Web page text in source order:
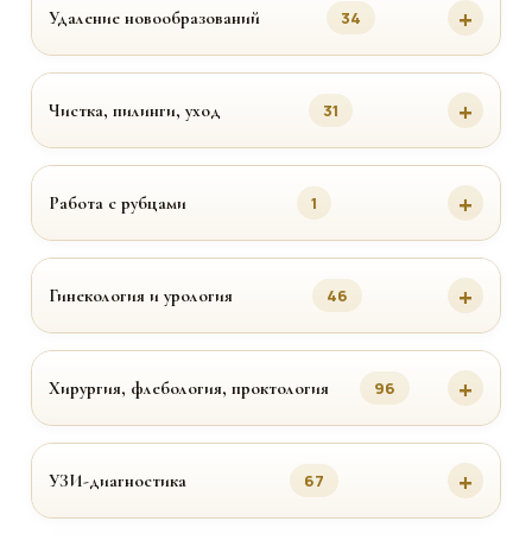
Удаление новообразований 34
Чистка, пилинги, уход 31
Работа с рубцами 1
Гинекология и урология 46
Хирургия, флебология, проктология 96
УЗИ-диагностика 67